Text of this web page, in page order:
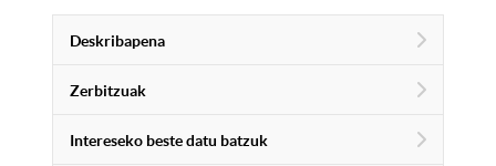
Deskribapena
Zerbitzuak
Intereseko beste datu batzuk